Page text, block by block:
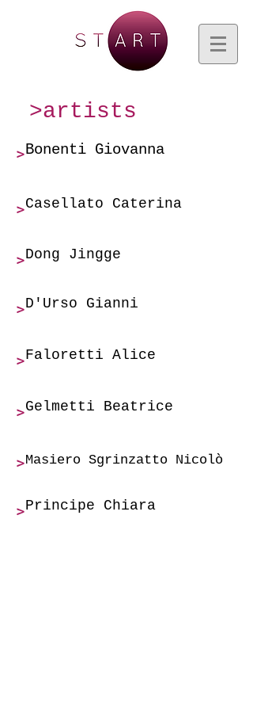
>artists
Bonenti Giovanna
>
>Casellato Caterina
Dong Jingge
>
>
D'Urso Gianni
>Faloretti Alice
>Gelmetti Beatrice
>Masiero Sgrinzatto Nicolò
>Principe Chiara